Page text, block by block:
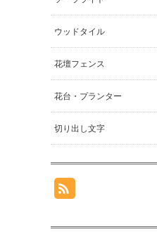
ウッドタイル
花壇フェンス
花台・プランター
切り出し文字